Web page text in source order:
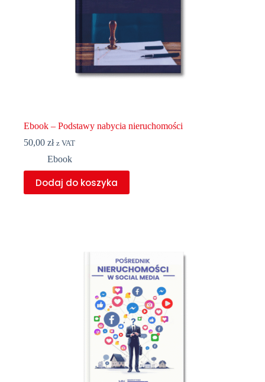
Ebook – Podstawy nabycia nieruchomości
50,00 zł z VAT
Ebook
Dodaj do koszyka